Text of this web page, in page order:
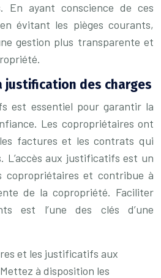
En ayant conscience de ces
évitant les pièges courants,
gestion plus transparente et
justification des charges
est essentiel pour garantir la
Les copropriétaires ont
factures et les contrats qui
L’accès aux justificatifs est un
copropriétaires et contribue à
de la copropriété. Faciliter
est l’une des clés d’une
et les justificatifs aux
à disposition les